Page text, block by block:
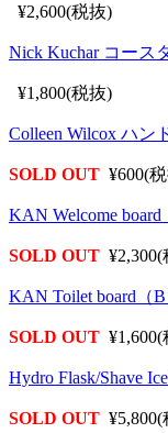
¥2,600(税抜)
Nick Kuchar コース
¥1,800(税抜)
Colleen Wilcox ハン
SOLD OUT ¥600(
KAN Welcome board
SOLD OUT
KAN Toilet board（B
SOLD OUT
Hydro Flask/Shave
SOLD OUT